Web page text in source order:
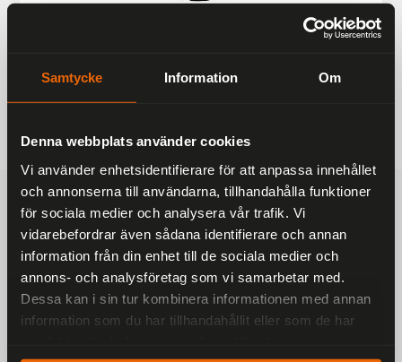
Samtycke Information Om
Denna webbplats använder cookies
Vi använder enhetsidentifierare för att anpassa innehållet
och annonserna till användarna, tillhandahålla funktioner
för sociala medier och analysera vår trafik. Vi
vidarebefordrar även sådana identifierare och annan
information från din enhet till de sociala medier och
annons- och analysföretag som vi samarbetar med.
Dessa kan i sin tur kombinera informationen med annan
information som du har tillhandahållit eller som de har
187 kr
249 kr
FRAKTFRITT
På alla ordrar över 2000 kr
1-3 DAGAR LEVERANS
Inom Sverige med DHL
SÄKRA BETALNINGAR
Betalkort, Klarna eller Swish